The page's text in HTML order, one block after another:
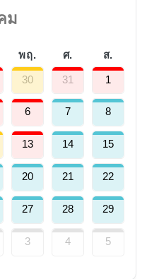
ม
พฤ. ศ. ส.
30 31 1
6 7 8
13 14 15
20 21 22
27 28 29
3 4 5